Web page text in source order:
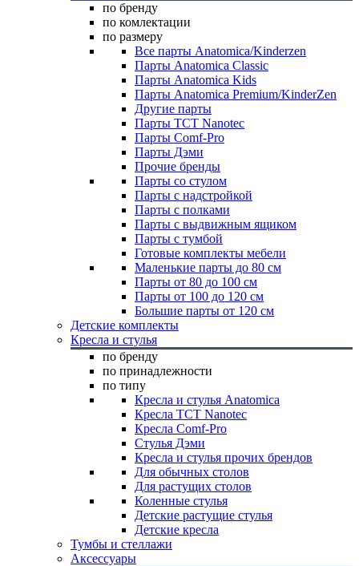
по бренду
по комлектации
по размеру
Все парты Anatomica/Kinderzen
Парты Anatomica Classic
Парты Anatomica Kids
Парты Anatomica Premium/KinderZen
Другие парты
Парты TCT Nanotec
Парты Comf-Pro
Парты Дэми
Прочие бренды
Парты со стулом
Парты с надстройкой
Парты с полками
Парты с выдвижным ящиком
Парты с тумбой
Готовые комплекты мебели
Маленькие парты до 80 см
Парты от 80 до 100 см
Парты от 100 до 120 см
Большие парты от 120 см
Детские комплекты
Кресла и стулья
по бренду
по принадлежности
по типу
Кресла и стулья Anatomica
Кресла TCT Nanotec
Кресла Comf-Pro
Стулья Дэми
Кресла и стулья прочих брендов
Для обычных столов
Для растущих столов
Коленные стулья
Детские растущие стулья
Детские кресла
Тумбы и стеллажи
Аксессуары